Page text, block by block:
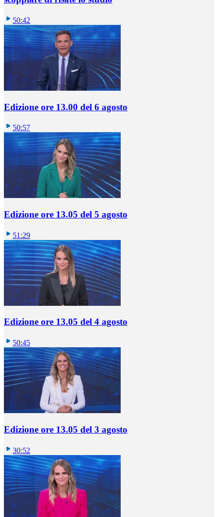
50:42
Edizione ore 13.00 del 6 agosto
50:57
Edizione ore 13.05 del 5 agosto
51:29
Edizione ore 13.05 del 4 agosto
50:45
Edizione ore 13.05 del 3 agosto
30:52